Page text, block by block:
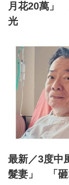
月花20萬」
光
最新／3度中
髮妻」 「砸